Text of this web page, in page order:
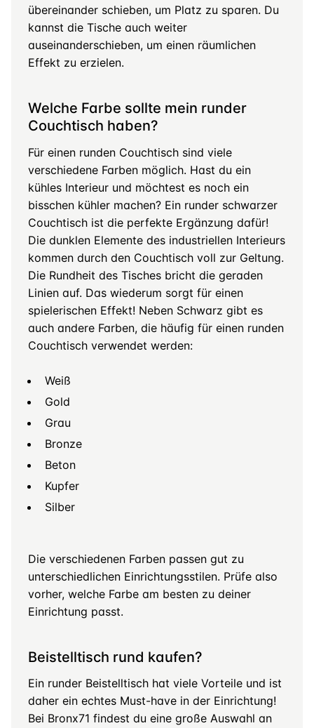
übereinander schieben, um Platz zu sparen. Du
kannst die Tische auch weiter
auseinanderschieben, um einen räumlichen
Effekt zu erzielen.
Welche Farbe sollte mein runder
Couchtisch haben?
Für einen runden Couchtisch sind viele
verschiedene Farben möglich. Hast du ein
kühles Interieur und möchtest es noch ein
bisschen kühler machen? Ein runder schwarzer
Couchtisch ist die perfekte Ergänzung dafür!
Die dunklen Elemente des industriellen Interieurs
kommen durch den Couchtisch voll zur Geltung.
Die Rundheit des Tisches bricht die geraden
Linien auf. Das wiederum sorgt für einen
spielerischen Effekt! Neben Schwarz gibt es
auch andere Farben, die häufig für einen runden
Couchtisch verwendet werden:
Weiß
Gold
Grau
Bronze
Beton
Kupfer
Silber
Die verschiedenen Farben passen gut zu
unterschiedlichen Einrichtungsstilen. Prüfe also
vorher, welche Farbe am besten zu deiner
Einrichtung passt.
Beistelltisch rund kaufen?
Ein runder Beistelltisch hat viele Vorteile und ist
daher ein echtes Must-have in der Einrichtung!
Bei Bronx71 findest du eine große Auswahl an